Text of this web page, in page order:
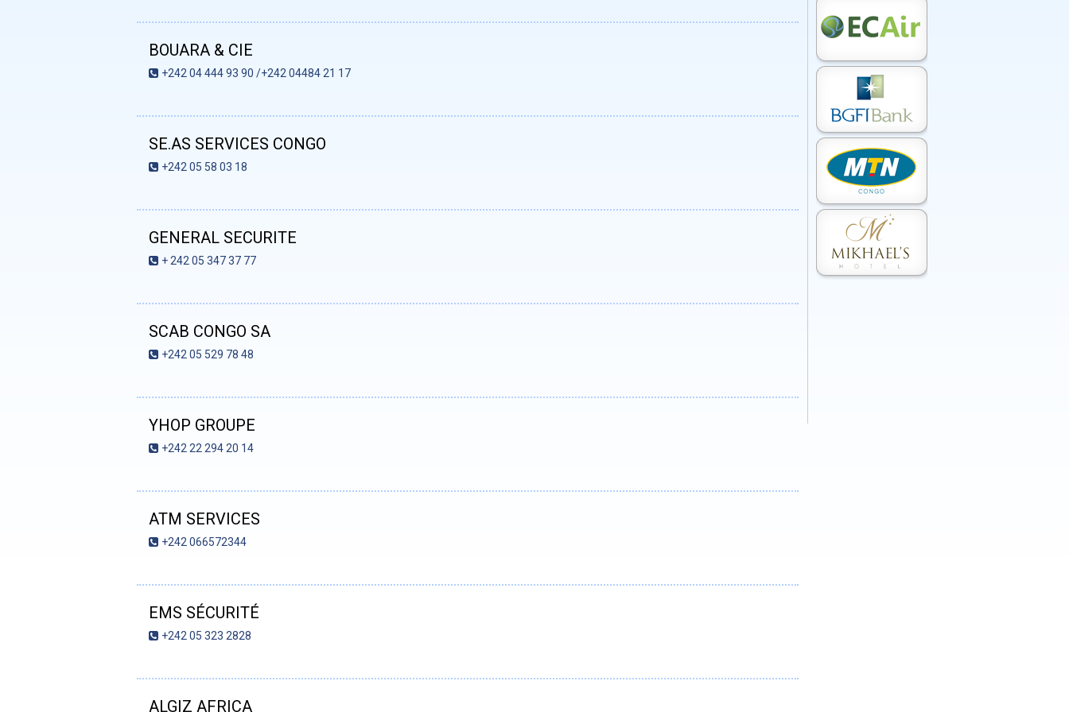
BOUARA & CIE
+242 04 444 93 90 /+242 04484 21 17
SE.AS SERVICES CONGO
+242 05 58 03 18
GENERAL SECURITE
+ 242 05 347 37 77
SCAB CONGO SA
+242 05 529 78 48
YHOP GROUPE
+242 22 294 20 14
ATM SERVICES
+242 066572344
EMS SÉCURITÉ
+242 05 323 2828
ALGIZ AFRICA